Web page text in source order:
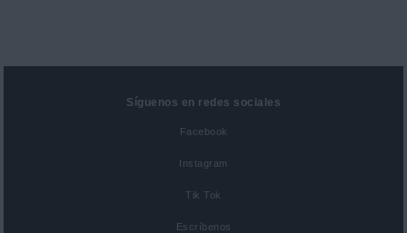
Síguenos en redes sociales
Facebook
Instagram
Tik Tok
Escríbenos